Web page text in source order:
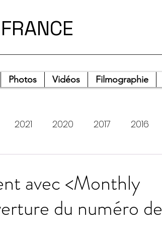
Photos Vidéos Filmographie
2021 2020 2017 2016
avec <Monthly
du numéro de